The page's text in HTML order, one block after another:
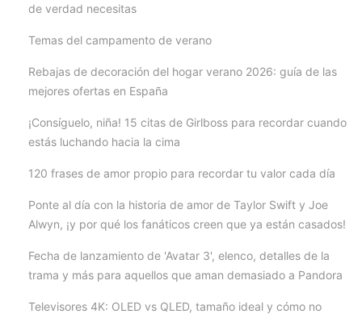
de verdad necesitas
Temas del campamento de verano
Rebajas de decoración del hogar verano 2026: guía de las
mejores ofertas en España
¡Consíguelo, niña! 15 citas de Girlboss para recordar cuando
estás luchando hacia la cima
120 frases de amor propio para recordar tu valor cada día
Ponte al día con la historia de amor de Taylor Swift y Joe
Alwyn, ¡y por qué los fanáticos creen que ya están casados!
Fecha de lanzamiento de 'Avatar 3', elenco, detalles de la
trama y más para aquellos que aman demasiado a Pandora
Televisores 4K: OLED vs QLED, tamaño ideal y cómo no